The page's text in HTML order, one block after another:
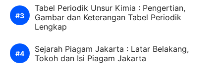
Tabel Periodik Unsur Kimia : Pengertian,
Gambar dan Keterangan Tabel Periodik
Lengkap
Sejarah Piagam Jakarta : Latar Belakang,
Tokoh dan Isi Piagam Jakarta